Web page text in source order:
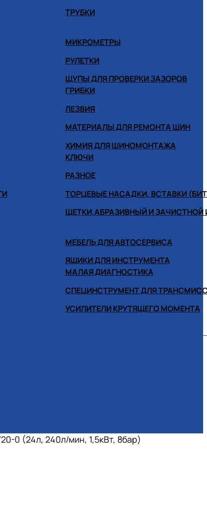
ТРУБКИ
МИКРОМЕТРЫ
РУЛЕТКИ
ЩУПЫ ДЛЯ ПРОВЕРКИ ЗАЗОРОВ
ГРИБКИ
ЛЕЗВИЯ
МАТЕРИАЛЫ ДЛЯ РЕМОНТА ШИН
ХИМИЯ ДЛЯ ШИНОМОНТАЖА
КЛЮЧИ
РАЗНОЕ
ТОРЦЕВЫЕ НАСАДКИ, ВСТАВКИ
ЩЕТКИ,АБРАЗИВНЫЙ И ЗАЧИСТНОЙ
МЕБЕЛЬ ДЛЯ АВТОСЕРВИСА
ЯЩИКИ ДЛЯ ИНСТРУМЕНТА
МАЛАЯ ДИАГНОСТИКА
СПЕЦИНСТРУМЕНТ ДЛЯ
УСИЛИТЕЛИ КРУТЯЩЕГО МОМЕНТА
0 (24л, 240л/мин, 1,5кВт, 8бар)